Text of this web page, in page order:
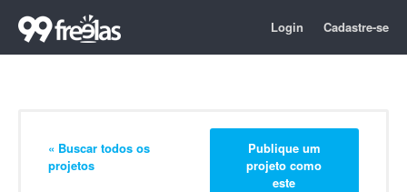
Login Cadastre-se
« Buscar todos os
projetos
Publique um
projeto como
este